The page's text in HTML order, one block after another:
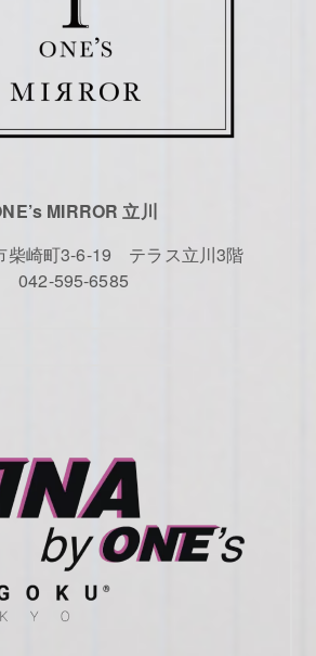
MIRROR 立川
柴崎町3-6-19 テラス立川3階
042-595-6585